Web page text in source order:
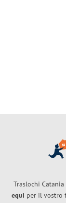
Traslochi
equi per il vostro